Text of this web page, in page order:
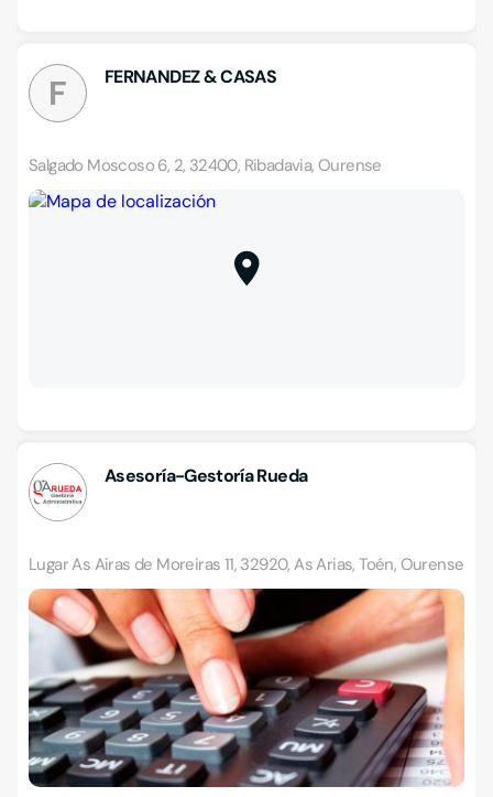
F FERNANDEZ & CASAS
Salgado Moscoso 6, 2, 32400, Ribadavia, Ourense
Asesoría-Gestoría Rueda
Lugar As Airas de Moreiras 11, 32920, As Arias, Toén, Ourense